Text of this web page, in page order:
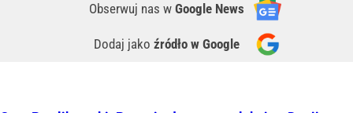
Obserwuj nas w Google News
Dodaj jako źródło w Google